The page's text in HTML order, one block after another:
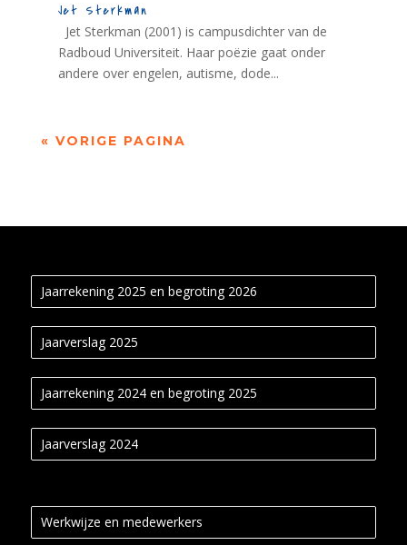
Jet Sterkman
Jet Sterkman (2001) is campusdichter van de
Radboud Universiteit. Haar poëzie gaat onder
andere over engelen, autisme, dode...
« VORIGE PAGINA
Jaarrekening 2025 en begroting 2026
Jaarverslag 2025
Jaarrekening 2024 en begroting 2025
Jaarverslag 2024
Werkwijze en medewerkers